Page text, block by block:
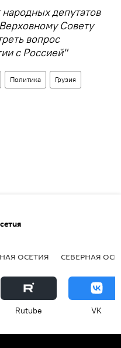
народных депутатов
Совету
вопрос
с Россией"
Политика Грузия
ОСЕТИЯ СЕВЕРНАЯ
Rutube VK